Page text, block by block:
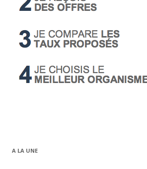
A LA UNE